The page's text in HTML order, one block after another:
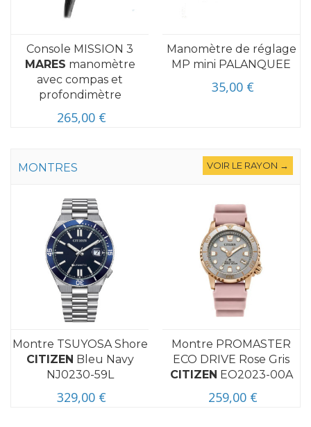
Console MISSION 3
MARES manomètre
avec compas et
profondimètre
265,00 €
Manomètre de réglage
MP mini PALANQUEE
35,00 €
MONTRES VOIR LE RAYON →
Montre TSUYOSA Shore
CITIZEN Bleu Navy
NJ0230-59L
329,00 €
Montre PROMASTER
ECO DRIVE Rose Gris
CITIZEN EO2023-00A
259,00 €